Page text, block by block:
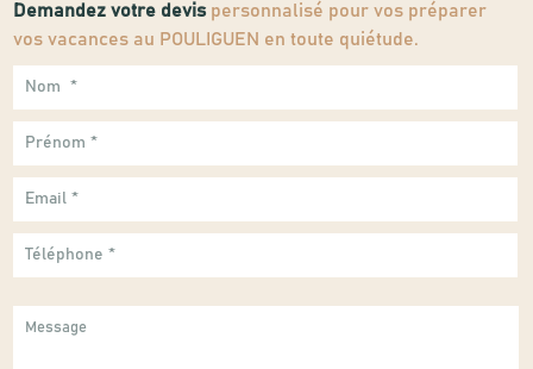
Demandez votre devispersonnalisé pour vos préparer
vos vacances au POULIGUEN en toute quiétude.